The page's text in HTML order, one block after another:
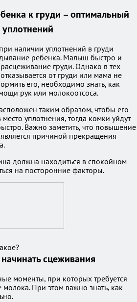
к груди – оптимальный
наличии уплотнений в груди
ребенка. Малыш быстро и
груди. Однако в тех
от груди или мама не
его, необходимо знать, как
рук или молокоотсоса.
таким образом, чтобы его
уплотнения, тогда комки уйдут
Важно заметить, что повышение
причиной прекращения
должна находиться в спокойном
на посторонние факторы.
сцеживания
моменты, при которых требуется
При этом важно знать, как